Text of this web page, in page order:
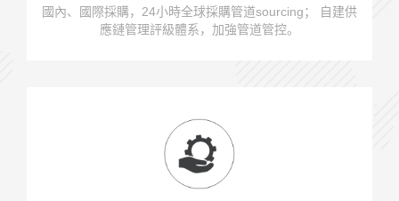
國內、國際採購，24小時全球採購管道sourcing； 自建供
應鏈管理評級體系，加強管道管控。